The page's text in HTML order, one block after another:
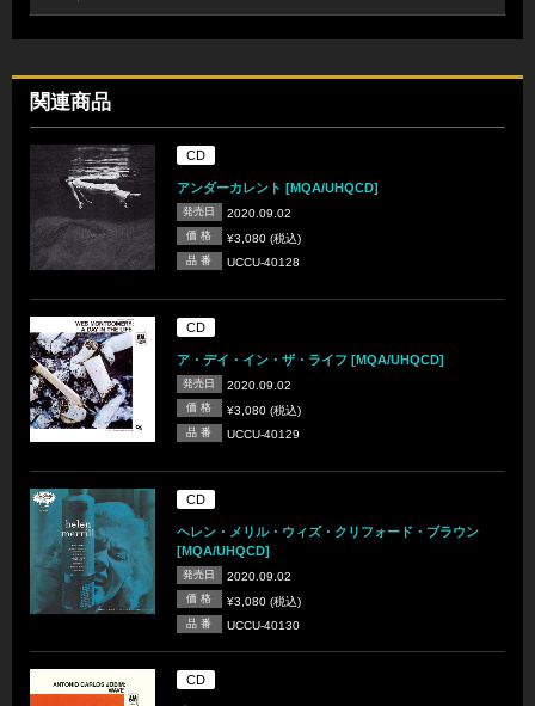
関連商品
CD
アンダーカレント [MQA/UHQCD]
発売日 2020.09.02
価 格 ¥3,080 (税込)
品 番 UCCU-40128
CD
ア・デイ・イン・ザ・ライフ [MQA/UHQCD]
発売日 2020.09.02
価 格 ¥3,080 (税込)
品 番 UCCU-40129
CD
ヘレン・メリル・ウィズ・クリフォード・ブラウン
[MQA/UHQCD]
発売日 2020.09.02
価 格 ¥3,080 (税込)
品 番 UCCU-40130
CD